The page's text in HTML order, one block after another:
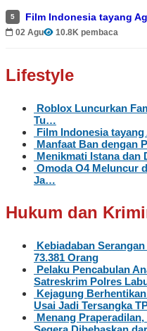
5 Film Indonesia tayang
02 Agu 10.8K pembaca
Lifestyle
Roblox Luncurkan
Tu…
Film Indonesia
Manfaat Ban dengan
Menikmati Istana
Omoda O4 Meluncur
Ja…
Hukum dan
Kebiadaban
73.381 Orang
Pelaku Pencabulan
Satreskrim Polres
Kejagung
Usai Jadi Tersangka
Menang